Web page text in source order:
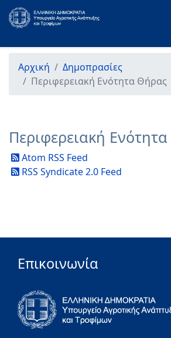
Αρχική
Δημοπρασίες
Περιφερειακή Ενότητα Θήρας
Περιφερειακή
Atom RSS Feed
RSS Syndicate 2.0 Feed
Επικοινωνία